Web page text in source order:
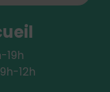
19h
12h